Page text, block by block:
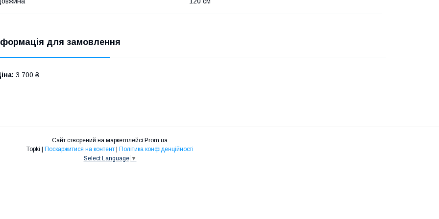
для замовлення
3 700 ₴
Сайт створений на маркетплейсі Prom.ua
Поскаржитися на контент
Політика конфіденційності
Select Language ▼